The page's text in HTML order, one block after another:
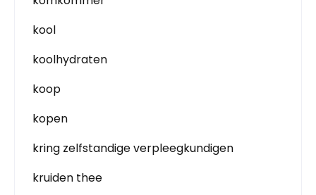
kool
koolhydraten
koop
kopen
kring zelfstandige verpleegkundigen
kruiden thee